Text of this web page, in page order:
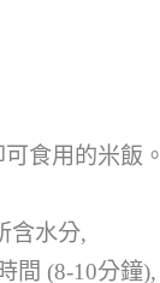
食用的米飯。
含水分,
間 (8-10分鐘),